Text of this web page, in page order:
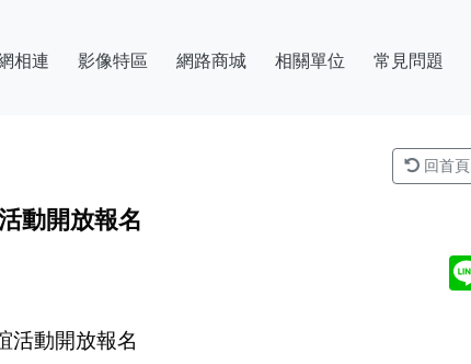
相連 影像特區 網路商城 相關單位 常見問題
回首頁
動開放報名
活動開放報名